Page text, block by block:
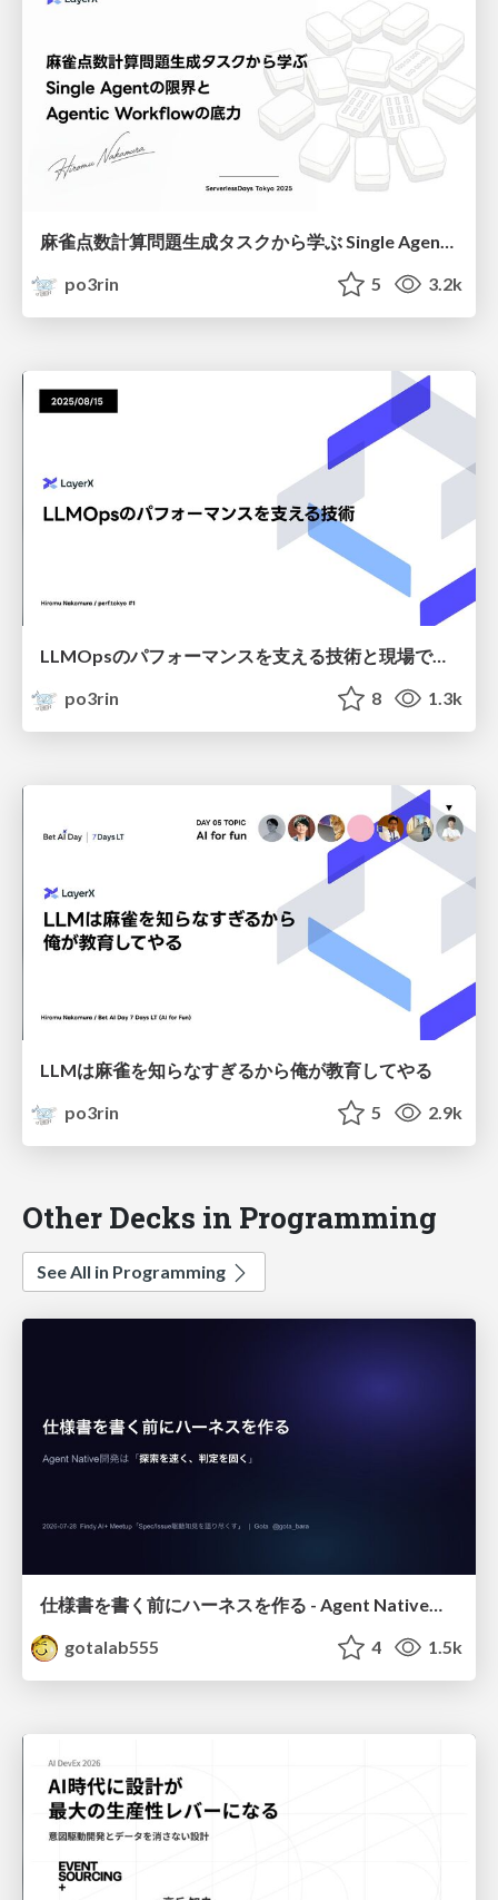
po3rin
5 3.2k
LLMOpsのパフォーマンスを支える技術と現場で実践した改善
po3rin
8 1.3k
LLMは麻雀を知らなすぎるから俺が教育してやる
po3rin
5 2.9k
Other Decks in Programming
See All in Programming
gotalab555
4 1.5k